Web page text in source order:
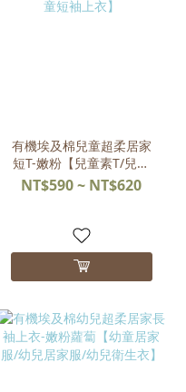
有機埃及棉兒童超柔居家
短T-嫩粉【兒童素T/兒童
短袖/兒童短袖上衣】
NT$590 ~ NT$620